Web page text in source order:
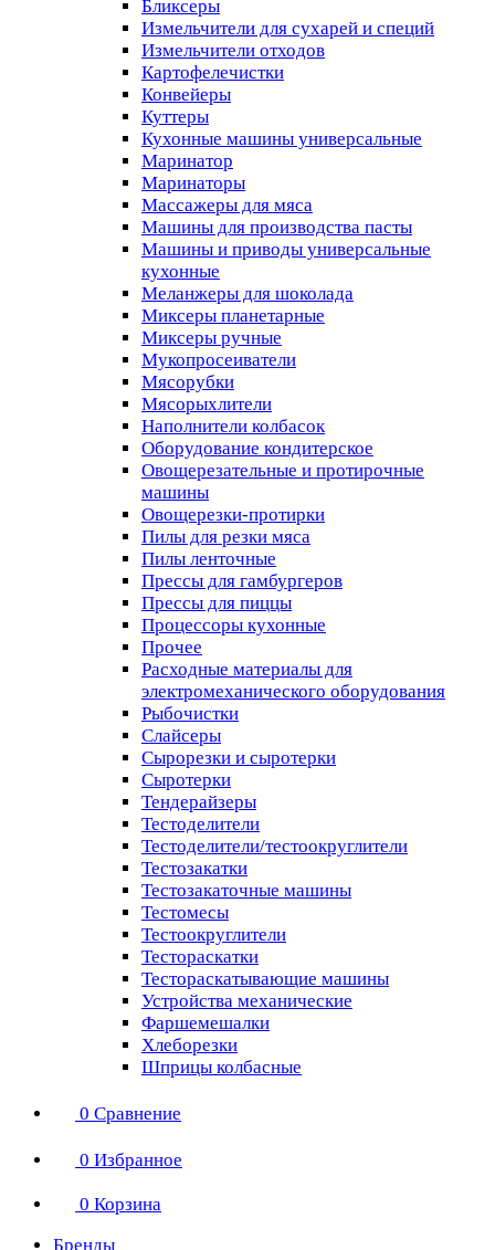
Бликсеры
Измельчители для сухарей и специй
Измельчители отходов
Картофелечистки
Конвейеры
Куттеры
Кухонные машины универсальные
Маринатор
Маринаторы
Массажеры для мяса
Машины для производства пасты
Машины и приводы универсальные
кухонные
Меланжеры для шоколада
Миксеры планетарные
Миксеры ручные
Мукопросеиватели
Мясорубки
Мясорыхлители
Наполнители колбасок
Оборудование кондитерское
Овощерезательные и протирочные
машины
Овощерезки-протирки
Пилы для резки мяса
Пилы ленточные
Прессы для гамбургеров
Прессы для пиццы
Процессоры кухонные
Прочее
Расходные материалы для
электромеханического оборудования
Рыбочистки
Слайсеры
Сырорезки и сыротерки
Сыротерки
Тендерайзеры
Тестоделители
Тестоделители/тестоокруглители
Тестозакатки
Тестозакаточные машины
Тестомесы
Тестоокруглители
Тестораскатки
Тестораскатывающие машины
Устройства механические
Фаршемешалки
Хлеборезки
Шприцы колбасные
0 Сравнение
0 Избранное
0 Корзина
Бренды